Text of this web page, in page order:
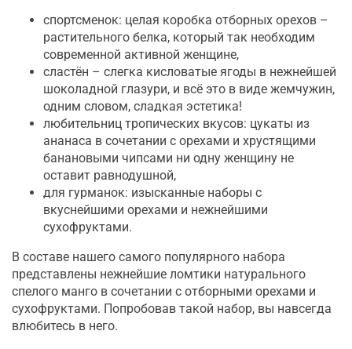
спортсменок: целая коробка отборных орехов –
растительного белка, который так необходим
современной активной женщине,
сластён – слегка кисловатые ягоды в нежнейшей
шоколадной глазури, и всё это в виде жемчужин,
одним словом, сладкая эстетика!
любительниц тропических вкусов: цукаты из
ананаса в сочетании с орехами и хрустящими
банановыми чипсами ни одну женщину не
оставит равнодушной,
для гурманок: изысканные наборы с
вкуснейшими орехами и нежнейшими
сухофруктами.
В составе нашего самого популярного набора
представлены нежнейшие ломтики натурального
спелого манго в сочетании с отборными орехами и
сухофруктами. Попробовав такой набор, вы навсегда
влюбитесь в него.